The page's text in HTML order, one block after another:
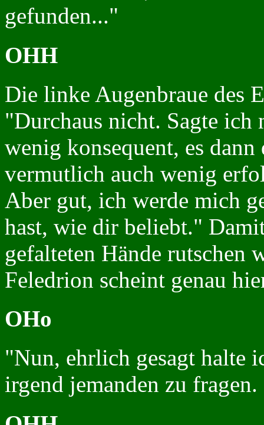
gefunden..."
OHH
Die linke Augenbraue des
"Durchaus nicht. Sagte ich
wenig konsequent, es
vermutlich auch wenig
Aber gut, ich werde mich
hast, wie dir beliebt."
gefalteten Hände rutschen
Feledrion scheint genau
OHo
"Nun, ehrlich gesagt halte
irgend jemanden zu